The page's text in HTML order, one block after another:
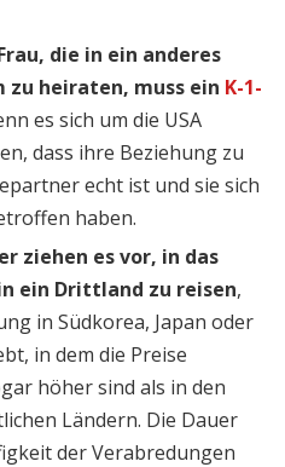
die in ein anderes
zu heiraten, muss ein K-1-
es sich um die USA
dass ihre Beziehung zu
echt ist und sie sich
haben.
ziehen es vor, in das
ein Drittland zu reisen,
in Südkorea, Japan oder
in dem die Preise
höher sind als in den
Ländern. Die Dauer
der Verabredungen